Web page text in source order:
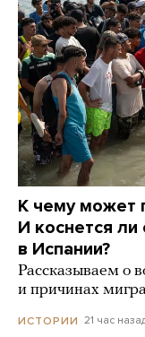
К чему может
И коснется
в Испании?
Рассказываем о
и причинах
ИСТОРИИ 21 час